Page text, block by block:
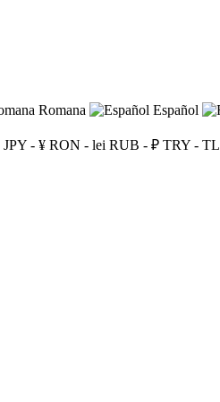
Romana Español
JPY - ¥ RON - lei RUB - ₽ TRY - TL